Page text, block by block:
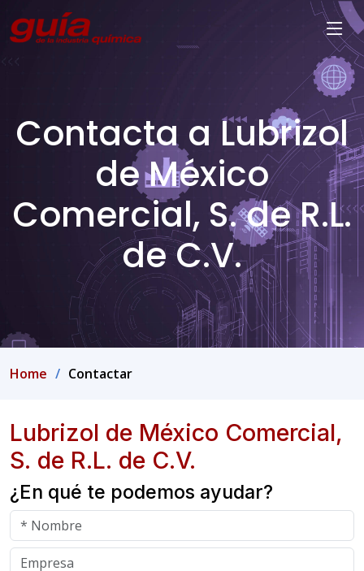
Contacta a Lubrizol
de México
Comercial, S. de R.L.
de C.V.
Home Contactar
Lubrizol de México Comercial,
S. de R.L. de C.V.
¿En qué te podemos ayudar?